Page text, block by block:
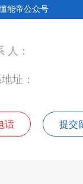
能帝公众号
人：
址：
话 提交